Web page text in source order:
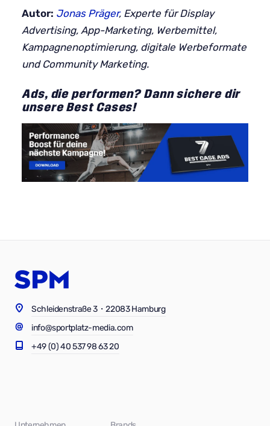
Autor: Jonas Präger, Experte für Display
Advertising, App-Marketing, Werbemittel,
Kampagnenoptimierung, digitale Werbeformate
und Community Marketing.
Ads, die performen? Dann sichere dir
unsere Best Cases!
Schleidenstraße 3・22083 Hamburg
info@sportplatz-media.com
+49 (0) 40 537 98 63 20